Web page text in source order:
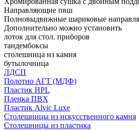
Направляющие пвш
Полновыдвижные шариковые
Дополнительно можно установить
лоток для стол. приборов
тандембоксы
столешница из камня
бутылочница
ЛДСП
Полотно АГТ (МДФ)
Пластик HPL
Пленка ПВХ
Пластик Alvic Luxe
Столешницы из искусственного камня
Столешницы из пластика